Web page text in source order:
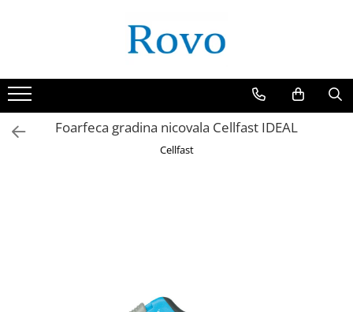
Foarfeca gradina nicovala Cellfast IDEAL
Cellfast